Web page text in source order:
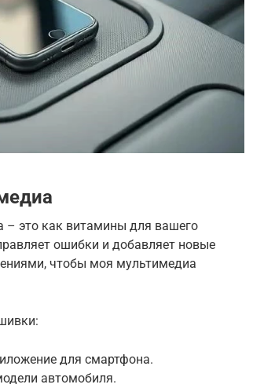
– это как витамины для вашего
ошибки и добавляет новые
чтобы моя мультимедиа
для смартфона.
автомобиля.